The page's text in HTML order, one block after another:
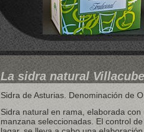
La sidra natural
Sidra de Asturias. Denominación de
Sidra natural en rama, elaborada
manzana seleccionadas. El control